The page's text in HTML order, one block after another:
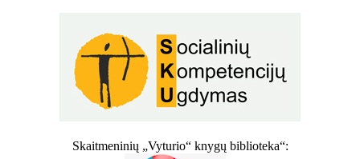
Skaitmeninių „Vyturio“ knygų biblioteka“: